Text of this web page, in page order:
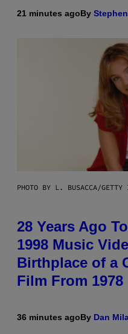
21 minutes agoBy
PHOTO BY L. BUSACCA/GETTY
28 Years Ago
1998 Music
Birthplace of a
Film From 1978
36 minutes agoBy Dan